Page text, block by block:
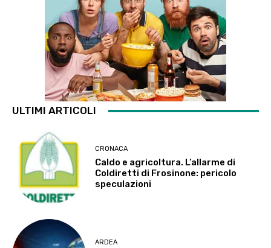
ULTIMI ARTICOLI
CRONACA
Caldo e agricoltura. L’allarme di
Coldiretti di Frosinone: pericolo
speculazioni
ARDEA